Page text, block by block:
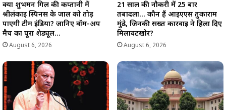
क्या शुभमन गिल की कप्तानी में
श्रीलंकाई स्पिनर्स के जाल को तोड़
पाएगी टीम इंडिया? जानिए वॉर्म-अप
मैच का पूरा शेड्यूल…
August 6, 2026
21 साल की नौकरी में 25 बार
तबादला… कौन हैं आईएएस तुकाराम
मुंढे, जिनकी सख्त कार्रवाई ने हिला दिए
मिलावटखोर?
August 6, 2026